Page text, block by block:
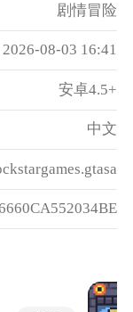
剧情冒险
2026-08-03 16:41
安卓4.5+
中文